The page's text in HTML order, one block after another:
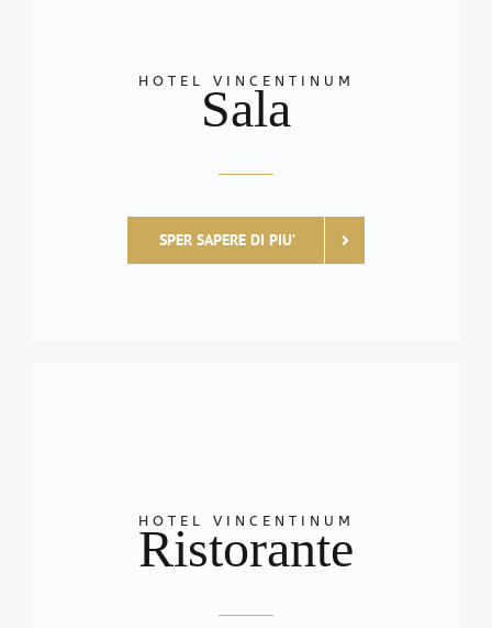
HOTEL VINCENTINUM
Sala
SPER SAPERE DI PIU’
HOTEL VINCENTINUM
Ristorante